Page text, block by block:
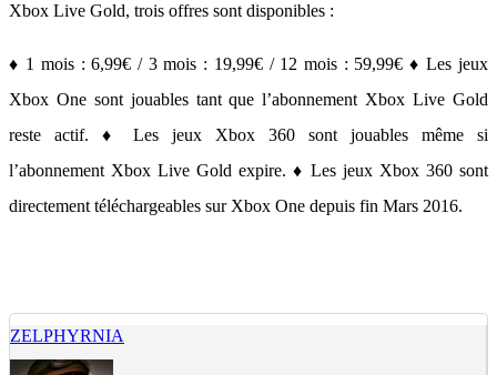
Xbox Live Gold, trois offres sont disponibles :
♦ 1 mois : 6,99€ / 3 mois : 19,99€ / 12 mois : 59,99€ ♦ Les jeux
Xbox One sont jouables tant que l’abonnement Xbox Live Gold
reste actif. ♦ Les jeux Xbox 360 sont jouables même si
l’abonnement Xbox Live Gold expire. ♦ Les jeux Xbox 360 sont
directement téléchargeables sur Xbox One depuis fin Mars 2016.
ZELPHYRNIA